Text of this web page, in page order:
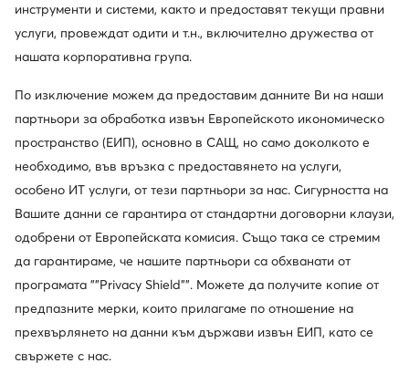
Sorel
83,85€
CMP
Апрески · Розов
41,93€
инструменти и системи, както и предоставят текущи правни
услуги, провеждат одити и т.н., включително дружества от
нашата корпоративна група.
По изключение можем да предоставим данните Ви на наши
партньори за обработка извън Европейското икономическо
пространство (ЕИП), основно в САЩ, но само доколкото е
необходимо, във връзка с предоставянето на услуги,
особено ИТ услуги, от тези партньори за нас. Сигурността на
Вашите данни се гарантира от стандартни договорни клаузи,
одобрени от Европейската комисия. Също така се стремим
да гарантираме, че нашите партньори са обхванати от
програмата ""Privacy Shield"". Можете да получите копие от
предпазните мерки, които прилагаме по отношение на
прехвърлянето на данни към държави извън ЕИП, като се
свържете с нас.